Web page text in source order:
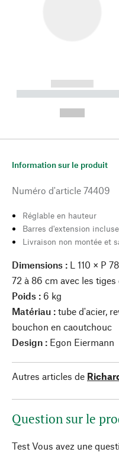
------------
----------- -----------
Information sur le produit
Numéro d'article 74409
Réglable en hauteur
Barres d'extension
Livraison non montée et
Dimensions : L 110 × P
72 à 86 cm avec les
Poids : 6 kg
Matériau : tube d'acier,
bouchon en caoutchouc
Design : Egon Eiermann
Autres articles de
Question sur le
Test Vous avez une